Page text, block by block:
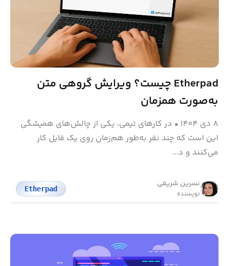
Etherpad چیست؟ ویرایش گروهی متن
به‌صورت همزمان
۸ دی ۱۴۰۴ • در کارهای تیمی، یکی از چالش‌های همیشگی
این است که چند نفر به‌طور هم‌زمان روی یک فایل کار
می‌کنند و د...
نسرین شریفی
نویسنده
Etherpad